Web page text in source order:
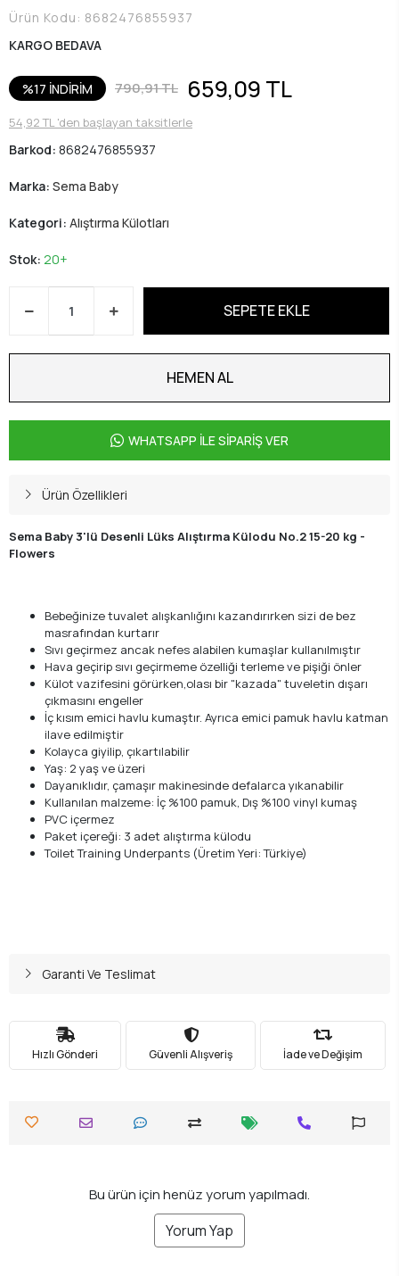
Ürün Kodu: 8682476855937
KARGO BEDAVA
%17 İNDİRİM 790,91 TL 659,09 TL
54,92 TL 'den başlayan taksitlerle
Barkod: 8682476855937
Marka: Sema Baby
Kategori: Alıştırma Külotları
Stok: 20+
SEPETE EKLE
HEMEN AL
WHATSAPP İLE SİPARİŞ VER
Ürün Özellikleri
Sema Baby 3'lü Desenli Lüks Alıştırma Külodu No.2 15-20 kg -
Flowers
Bebeğinize tuvalet alışkanlığını kazandırırken sizi de bez
masrafından kurtarır
Sıvı geçirmez ancak nefes alabilen kumaşlar kullanılmıştır
Hava geçirip sıvı geçirmeme özelliği terleme ve pişiği önler
Külot vazifesini görürken,olası bir "kazada" tuveletin dışarı
çıkmasını engeller
İç kısım emici havlu kumaştır. Ayrıca emici pamuk havlu katman
ilave edilmiştir
Kolayca giyilip, çıkartılabilir
Yaş: 2 yaş ve üzeri
Dayanıklıdır, çamaşır makinesinde defalarca yıkanabilir
Kullanılan malzeme: İç %100 pamuk, Dış %100 vinyl kumaş
PVC içermez
Paket içereği: 3 adet alıştırma külodu
Toilet Training Underpants (Üretim Yeri: Türkiye)
Garanti Ve Teslimat
Hızlı Gönderi Güvenli Alışveriş İade ve Değişim
Bu ürün için henüz yorum yapılmadı.
Yorum Yap